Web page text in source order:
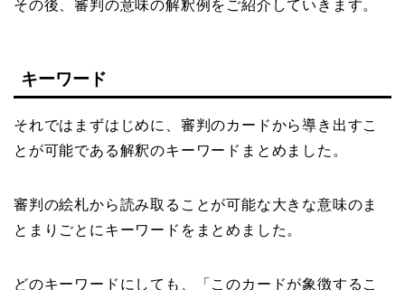
その後、審判の意味の解釈例をご紹介していきます。
キーワード
それではまずはじめに、審判のカードから導き出すこ
とが可能である解釈のキーワードまとめました。
審判の絵札から読み取ることが可能な大きな意味のま
とまりごとにキーワードをまとめました。
どのキーワードにしても、「このカードが象徴するこ